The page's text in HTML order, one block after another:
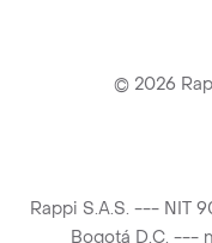
© 2026
Rappi S.A.S. --- NIT
Bogotá D.C. ---